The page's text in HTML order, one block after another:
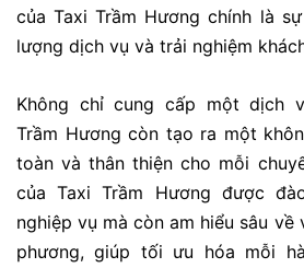
của Taxi Trầm Hương chính là
lượng dịch vụ và trải nghiệm
Không chỉ cung cấp một dịch
Trầm Hương còn tạo ra một
toàn và thân thiện cho mỗi
của Taxi Trầm Hương được
nghiệp vụ mà còn am hiểu sâu
phương, giúp tối ưu hóa mỗi